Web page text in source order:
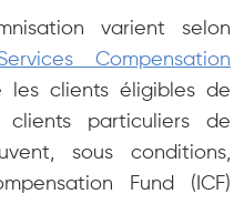
varient selon
Compensation
les clients éligibles de
clients particuliers de
sous conditions,
Fund (ICF)